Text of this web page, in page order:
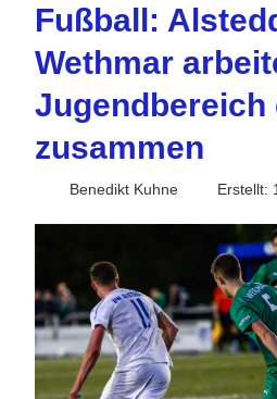
Fußball:
Wethmar
Jugendbereich
zusammen
Benedikt Kuhne Erstellt: